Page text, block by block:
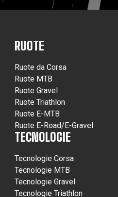
RUOTE
Ruote da Corsa
Ruote MTB
Ruote Gravel
Ruote Triathlon
Ruote E-MTB
Ruote E-Road/E-Gravel
TECNOLOGIE
Tecnologie Corsa
Tecnologie MTB
Tecnologie Gravel
Tecnologie Triathlon